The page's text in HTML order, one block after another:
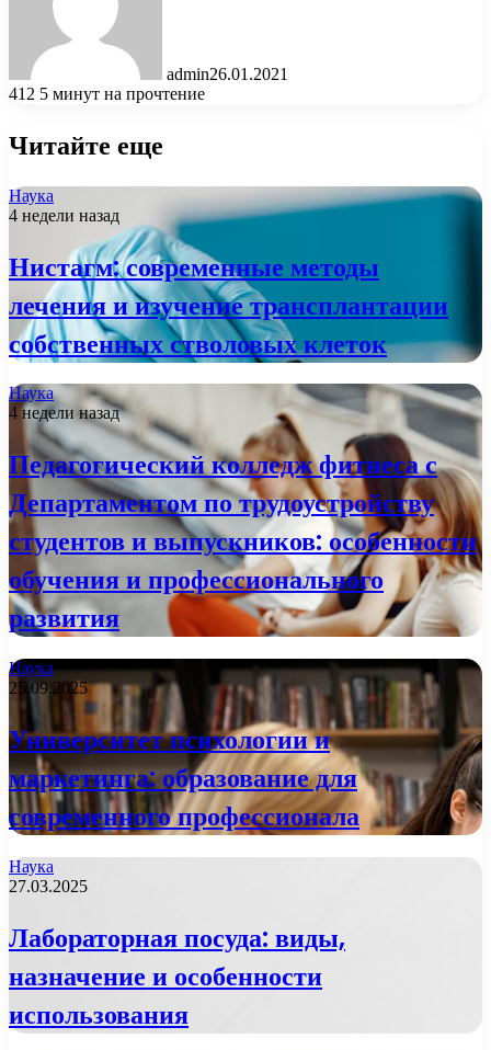
admin26.01.2021
412 5 минут на прочтение
Читайте еще
Наука
4 недели назад
Нистагм: современные методы
лечения и изучение трансплантации
собственных стволовых клеток
Наука
4 недели назад
Педагогический колледж фитнеса с
Департаментом по трудоустройству
студентов и выпускников: особенности
обучения и профессионального
развития
Наука
25.09.2025
Университет психологии и
маркетинга: образование для
современного профессионала
Наука
27.03.2025
Лабораторная посуда: виды,
назначение и особенности
использования